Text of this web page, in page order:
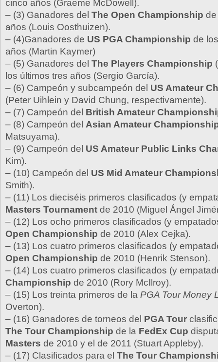
cinco años (Graeme McDowell).
– (3) Ganadores del The Open Championship
años (Louis Oosthuizen).
– (4)Ganadores de US PGA Championship de
años (Martin Kaymer)
– (5) Ganadores del The Players Championship (
los últimos tres años (Sergio García).
– (6) Campeón y subcampeón del US Amateur
(Peter Uihlein y David Chung, respectivamente).
– (7) Campeón del British Amateur
– (8) Campeón del Asian Amateur
Matsuyama).
– (9) Campeón del US Amateur Public Links
Kim).
– (10) Campeón del US Mid Amateur
Smith).
– (11) Los dieciséis primeros clasificados (y
Masters Tournament de 2010 (Miguel Ángel
– (12) Los ocho primeros clasificados (y
Open Championship de 2010 (Alex Cejka).
– (13) Los cuatro primeros clasificados (y
Open Championship de 2010 (Henrik Stenson).
– (14) Los cuatro primeros clasificados (y
Championship de 2010 (Rory McIlroy).
– (15) Los treinta primeros de la PGA Tour Money
Overton).
– (16) Ganadores de torneos del PGA Tour
The Tour Championship de la FedEx Cup
Masters de 2010 y el de 2011 (Stuart Appleby).
– (17) Clasificados para el The Tour